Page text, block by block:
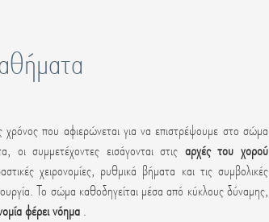
που αφιερώνεται για να επιστρέψουμε στο σώμα
συμμετέχοντες εισάγονται στις αρχές του χορού
χειρονομίες, ρυθμικά βήματα και τις συμβολικές
Το σώμα καθοδηγείται μέσα από κύκλους δύναμης,
φέρει νόημα.